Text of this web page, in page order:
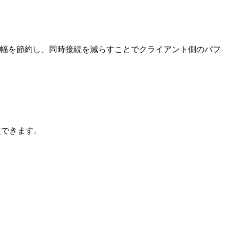
を節約し、同時接続を減らすことでクライアント側のパフ
きます。